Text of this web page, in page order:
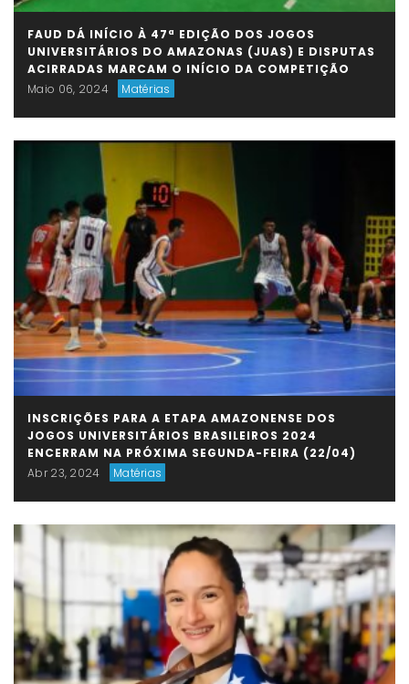
FAUD DÁ INÍCIO À 47ª EDIÇÃO DOS JOGOS
UNIVERSITÁRIOS DO AMAZONAS (JUAS) E DISPUTAS
ACIRRADAS MARCAM O INÍCIO DA COMPETIÇÃO
Maio 06, 2024
Matérias
INSCRIÇÕES PARA A ETAPA AMAZONENSE DOS
JOGOS UNIVERSITÁRIOS BRASILEIROS 2024
ENCERRAM NA PRÓXIMA SEGUNDA-FEIRA (22/04)
Abr 23, 2024
Matérias